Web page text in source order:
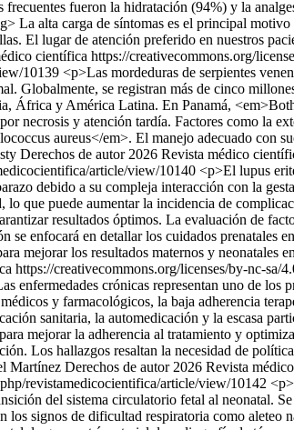
fueron la hidratación (94%) y la
alta carga de síntomas es el principal motivo
El lugar de atención preferido en nuestros
científica https://creativecommons.org/
10139 <p>Las mordeduras de serpientes
Globalmente, se registran más de cinco
África y América Latina. En Panamá,
necrosis y atención tardía. Factores como la
aureus</em>. El manejo adecuado con
Derechos de autor 2026 Revista médico
article/view/10140 <p>El lupus
debido a su compleja interacción con la
que puede aumentar la incidencia de
resultados óptimos. La evaluación de
enfocará en detallar los cuidados prenatales
mejorar los resultados maternos y neonatales
https://creativecommons.org/licenses/by-nc-sa/
enfermedades crónicas representan uno de los
y farmacológicos, la baja adherencia
sanitaria, la automedicación y la escasa
mejorar la adherencia al tratamiento y
Los hallazgos resaltan la necesidad de
Martínez Derechos de autor 2026 Revista
revistamedicocientifica/article/view/10142
del sistema circulatorio fetal al neonatal.
signos de dificultad respiratoria como aleteo